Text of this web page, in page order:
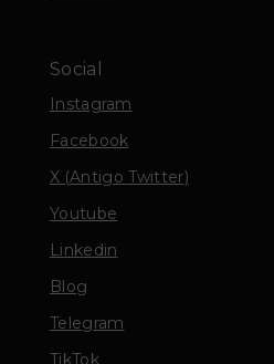
Social
Instagram
Facebook
X (Antigo Twitter)
Youtube
Linkedin
Blog
Telegram
TikTok